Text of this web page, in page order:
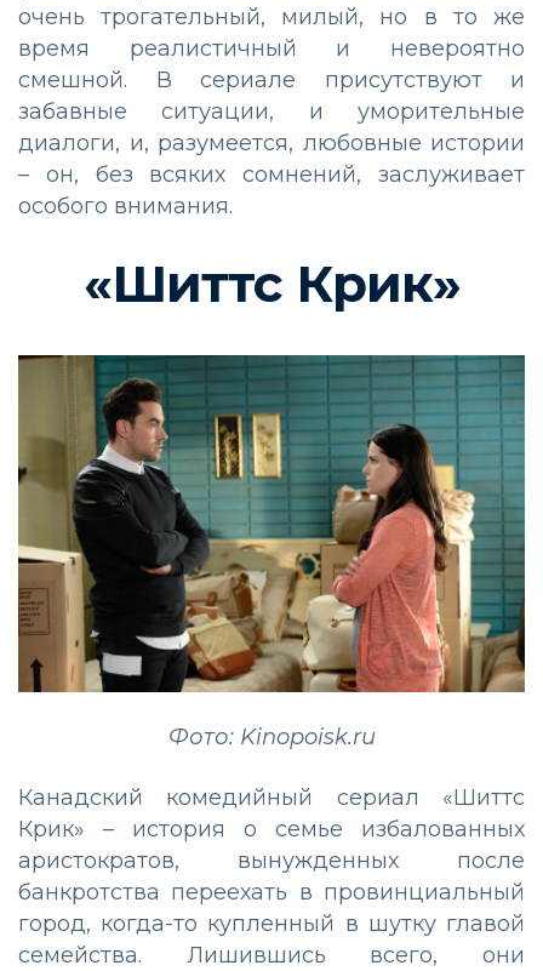
очень трогательный, милый, но в то же
время реалистичный и невероятно
смешной. В сериале присутствуют и
забавные ситуации, и уморительные
диалоги, и, разумеется, любовные истории
– он, без всяких сомнений, заслуживает
особого внимания.
«Шиттс Крик»
Фото: Kinopoisk.ru
Канадский комедийный сериал «Шиттс
Крик» – история о семье избалованных
аристократов, вынужденных после
банкротства переехать в провинциальный
город, когда-то купленный в шутку главой
семейства. Лишившись всего, они